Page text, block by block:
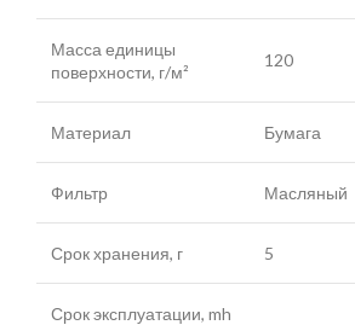
Масса единицы
поверхности, г/м²
120
Материал Бумага
Фильтр Масляный
Срок хранения, г 5
Срок эксплуатации, mh